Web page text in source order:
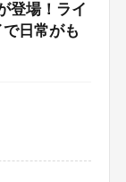
登場！ライ
日常がも